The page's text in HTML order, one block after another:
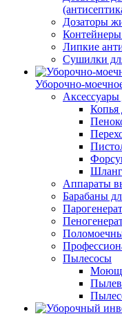
Дозаторы
Липкие
Сушилки
Уборочно-
Аксессуары
Аппараты
Барабаны
Пылесосы